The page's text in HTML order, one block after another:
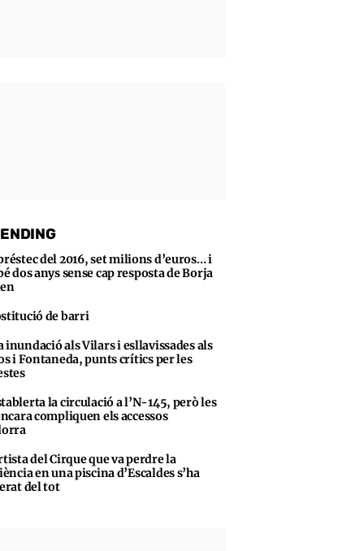
del 2016, set milions d’euros… i
dos anys sense cap resposta de Borja
de barri
inundació als Vilars i esllavissades als
i Fontaneda, punts crítics per les
la circulació a l’N-145, però les
compliquen els accessos
del Cirque que va perdre la
en una piscina d’Escaldes s’ha
del tot